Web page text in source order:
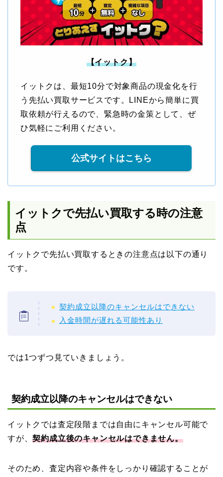
【イットク】
イットクは、最短10分で対象商品の現金化を行
う先払い買取サービスです。LINEから簡単に買
取依頼が行えるので、緊急時の金策として、ぜ
ひ気軽にご利用ください。
公式サイトはこちら
イットクで先払い買取する時の注意
点
イットクで先払い買取するときの注意点は以下の通り
です。
契約成立以降のキャンセルはできない
入金時間が遅れる可能性あり
では1つずつ見ていきましょう。
契約成立以降のキャンセルはできない
イットクでは査定段階までは自由にキャンセル可能で
すが、契約成立後のキャンセルはできません。
そのため、査定内容や条件をしっかり確認することが